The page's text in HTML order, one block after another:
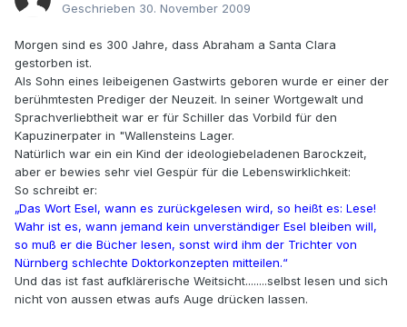
Geschrieben 30. November 2009
Morgen sind es 300 Jahre, dass Abraham a Santa Clara
gestorben ist.
Als Sohn eines leibeigenen Gastwirts geboren wurde er einer der
berühmtesten Prediger der Neuzeit. In seiner Wortgewalt und
Sprachverliebtheit war er für Schiller das Vorbild für den
Kapuzinerpater in "Wallensteins Lager.
Natürlich war ein ein Kind der ideologiebeladenen Barockzeit,
aber er bewies sehr viel Gespür für die Lebenswirklichkeit:
So schreibt er:
„Das Wort Esel, wann es zurückgelesen wird, so heißt es: Lese!
Wahr ist es, wann jemand kein unverständiger Esel bleiben will,
so muß er die Bücher lesen, sonst wird ihm der Trichter von
Nürnberg schlechte Doktorkonzepten mitteilen.“
Und das ist fast aufklärerische Weitsicht........selbst lesen und sich
nicht von aussen etwas aufs Auge drücken lassen.